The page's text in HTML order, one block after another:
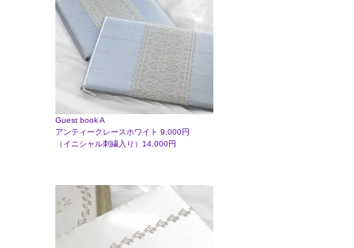
Guest book A
アンティークレースホワイト 9,000円
（イニシャル刺繍入り）14,000円